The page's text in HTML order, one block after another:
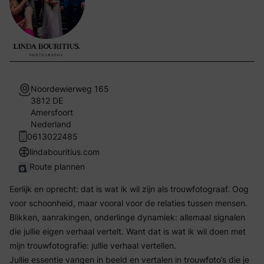
Noordewierweg 165
3812 DE
Amersfoort
Nederland
0613022485
lindabouritius.com
Route plannen
Eerlijk en oprecht: dat is wat ik wil zijn als trouwfotograaf. Oog
voor schoonheid, maar vooral voor de relaties tussen mensen.
Blikken, aanrakingen, onderlinge dynamiek: allemaal signalen
die jullie eigen verhaal vertelt. Want dat is wat ik wil doen met
mijn trouwfotografie: jullie verhaal vertellen.
Jullie essentie vangen in beeld en vertalen in trouwfoto’s die je